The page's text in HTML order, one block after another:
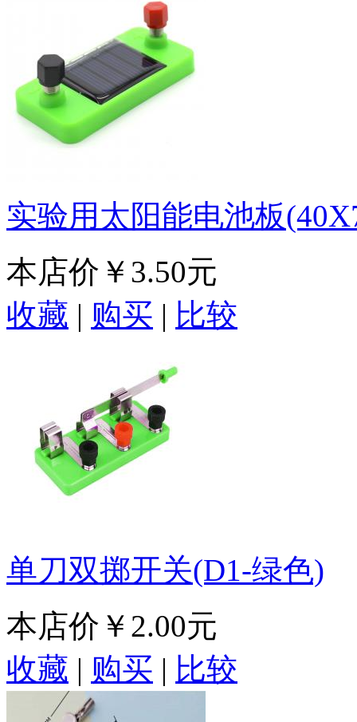
实验用太阳能电池板
本店价 ￥3.50元
收藏 | 购买 | 比较
单刀双掷开关(D1-绿色)
本店价 ￥2.00元
收藏 | 购买 | 比较